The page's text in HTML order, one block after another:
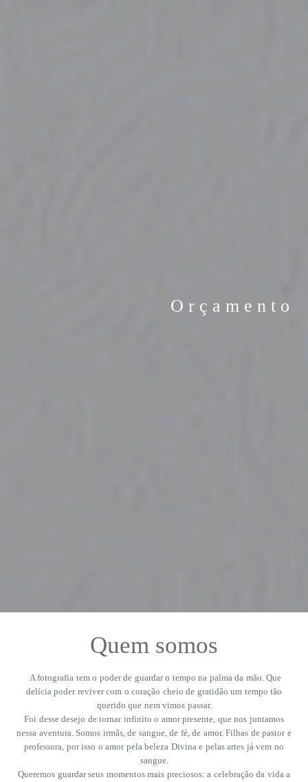
Orçamento
Quem somos
A fotografia tem o poder de guardar o tempo na palma da mão. Que
delícia poder reviver com o coração cheio de gratidão um tempo tão
querido que nem vimos passar.
Foi desse desejo de tornar infinito o amor presente, que nos juntamos
nessa aventura. Somos irmãs, de sangue, de fé, de amor. Filhas de pastor e
professora, por isso o amor pela beleza Divina e pelas artes já vem no
sangue.
Queremos guardar seus momentos mais preciosos: a celebração da vida a